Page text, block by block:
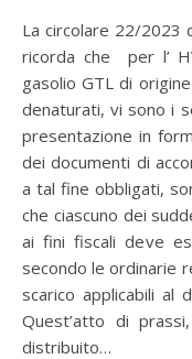
La circolare 22/2023 dell’Agenzia delle dogane e monopoli
ricorda che per l’
gasolio GTL di
denaturati, vi sono i
presentazione in
dei documenti di
a tal fine obbligati,
che ciascuno dei
ai fini fiscali deve
secondo le ordinarie
scarico applicabili al
Quest’atto di
distribuito…